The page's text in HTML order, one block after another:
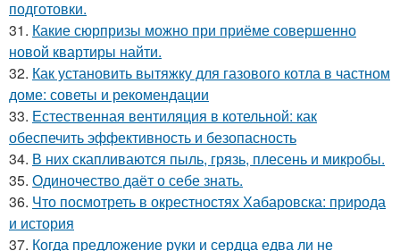
подготовки.
31. Какие сюрпризы можно при приёме совершенно
новой квартиры найти.
32. Как установить вытяжку для газового котла в частном
доме: советы и рекомендации
33. Естественная вентиляция в котельной: как
обеспечить эффективность и безопасность
34. В них скапливаются пыль, грязь, плесень и микробы.
35. Одиночество даёт о себе знать.
36. Что посмотреть в окрестностях Хабаровска: природа
и история
37. Когда предложение руки и сердца едва ли не